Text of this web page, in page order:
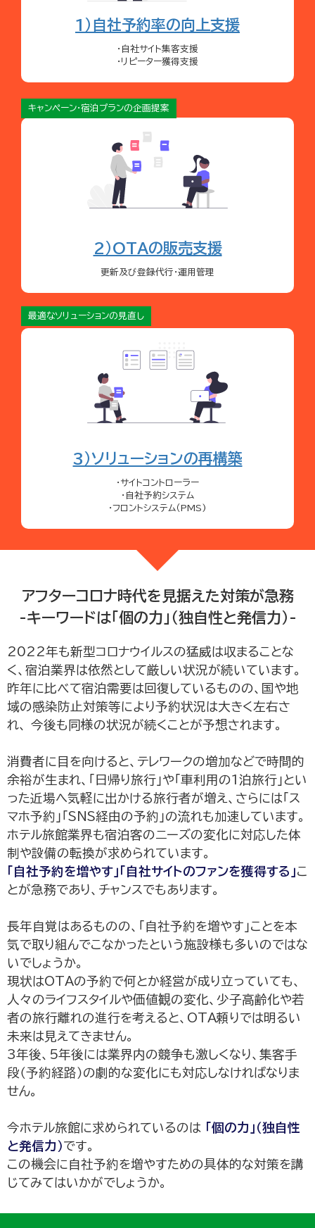
1）自社予約率の向上支援
・自社サイト集客支援
・リピーター獲得支援
キャンペーン・宿泊プランの企画提案
2）OTAの販売支援
更新及び登録代行・運用管理
最適なソリューションの見直し
3）ソリューションの再構築
・サイトコントローラー
・自社予約システム
・フロントシステム（PMS)
アフターコロナ時代を見据えた対策が急務
-キーワードは「個の力」（独自性と発信力）-
2022年も新型コロナウイルスの猛威は収まることな
く、宿泊業界は依然として厳しい状況が続いています。
昨年に比べて宿泊需要は回復しているものの、国や地
域の感染防止対策等により予約状況は大きく左右さ
れ、 今後も同様の状況が続くことが予想されます。
消費者に目を向けると、テレワークの増加などで時間的
余裕が生まれ、「日帰り旅行」や「車利用の1泊旅行」とい
った近場へ気軽に出かける旅行者が増え、さらには「ス
マホ予約」「SNS経由の予約」の流れも加速しています。
ホテル旅館業界も宿泊客のニーズの変化に対応した体
制や設備の転換が求められています。
「自社予約を増やす」「自社サイトのファンを獲得する」こ
とが急務であり、チャンスでもあります。
長年自覚はあるものの、「自社予約を増やす」ことを本
気で取り組んでこなかったという施設様も多いのではな
いでしょうか。
現状はOTAの予約で何とか経営が成り立っていても、
人々のライフスタイルや価値観の変化、少子高齢化や若
者の旅行離れの進行を考えると、OTA頼りでは明るい
未来は見えてきません。
3年後、5年後には業界内の競争も激しくなり、集客手
段（予約経路）の劇的な変化にも対応しなければなりま
せん。
今ホテル旅館に求められているのは 「個の力」（独自性
と発信力）です。
この機会に自社予約を増やすための具体的な対策を講
じてみてはいかがでしょうか。